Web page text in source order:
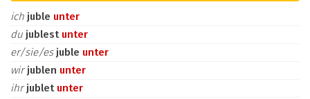
ich juble unter
du jublest unter
er/sie/es juble unter
wirjublen unter
ihrjublet unter